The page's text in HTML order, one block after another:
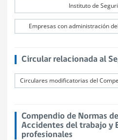
Instituto de
Empresas con administración
Circular relacionada al
Circulares modificatorias del
Compendio de Normas
Accidentes del trabajo y
profesionales